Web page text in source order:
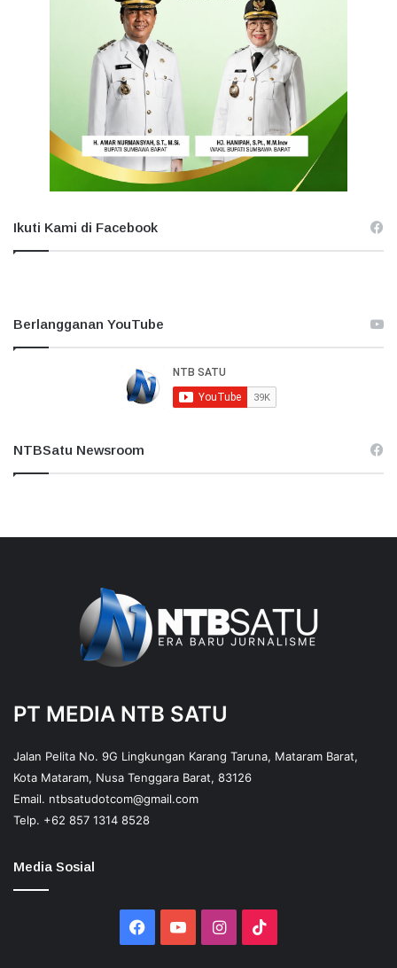
Ikuti Kami di Facebook
Berlangganan YouTube
NTBSatu Newsroom
PT MEDIA NTB SATU
Jalan Pelita No. 9G Lingkungan Karang Taruna, Mataram Barat,
Kota Mataram, Nusa Tenggara Barat, 83126
Email. ntbsatudotcom@gmail.com
Telp. +62 857 1314 8528
Media Sosial
Facebook
YouTubeInstagram